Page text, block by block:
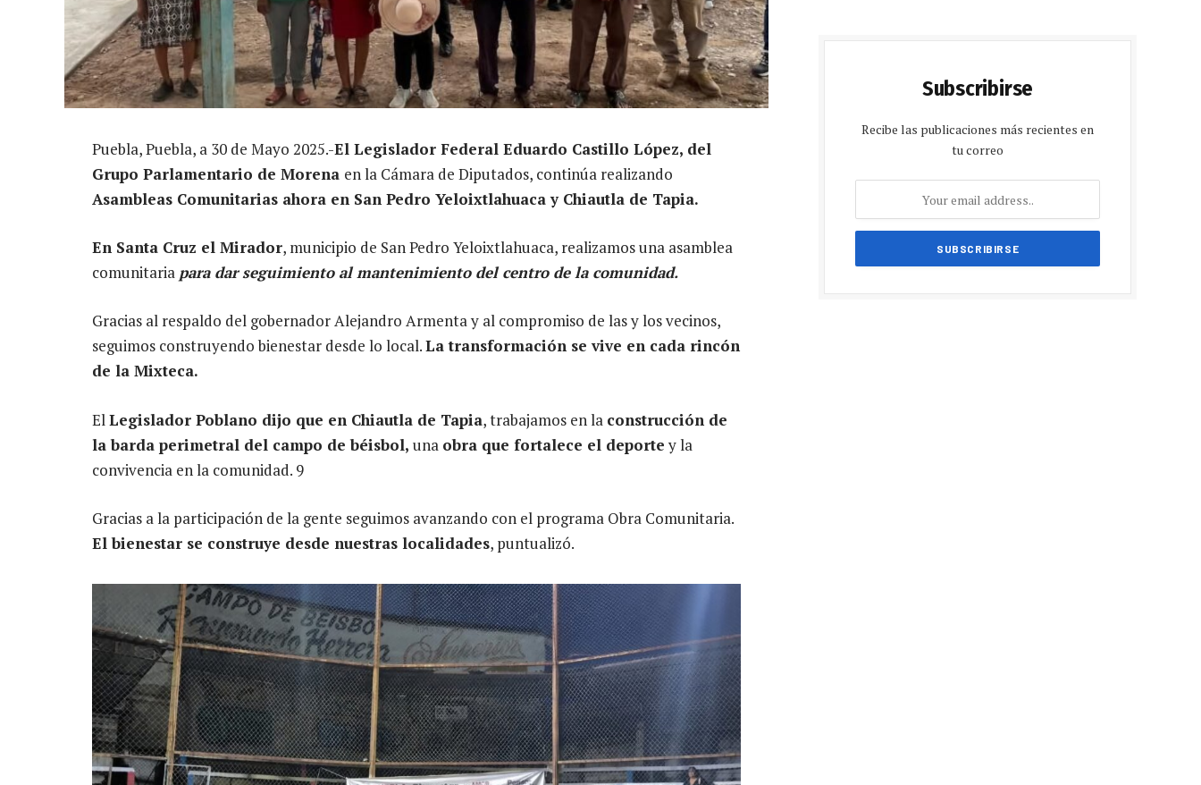
Puebla, Puebla, a 30 de Mayo 2025.-El Legislador Federal Eduardo Castillo López, del
Grupo Parlamentario de Morena en la Cámara de Diputados, continúa realizando
Asambleas Comunitarias ahora en San Pedro Yeloixtlahuaca y Chiautla de Tapia.
En Santa Cruz el Mirador, municipio de San Pedro Yeloixtlahuaca, realizamos una asamblea
comunitaria para dar seguimiento al mantenimiento del centro de la comunidad.
Gracias al respaldo del gobernador Alejandro Armenta y al compromiso de las y los vecinos,
seguimos construyendo bienestar desde lo local.La transformación se vive en cada rincón
de la Mixteca.
El Legislador Poblano dijo que en Chiautla de Tapia, trabajamos en la construcción de
la barda perimetral del campo de béisbol, una obra que fortalece el deporte y la
convivencia en la comunidad. 9
Gracias a la participación de la gente seguimos avanzando con el programa Obra Comunitaria.
El bienestar se construye desde nuestras localidades, puntualizó.
Subscribirse
Recibe las publicaciones más recientes en
tu correo